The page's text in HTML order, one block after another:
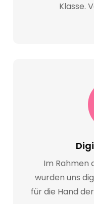
Klasse.
Im Rahmen
wurden uns
für die Hand